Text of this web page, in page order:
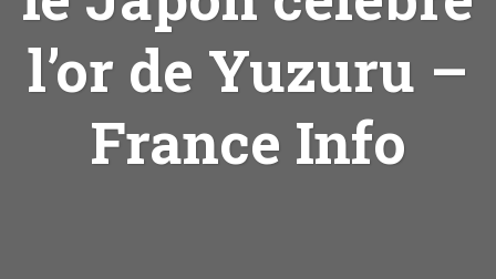
l’or de Yuzuru –
France Info